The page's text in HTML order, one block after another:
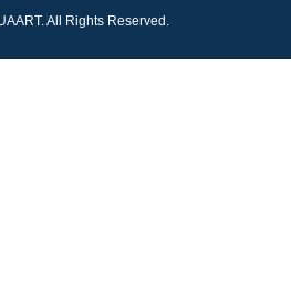
All Rights Reserved.